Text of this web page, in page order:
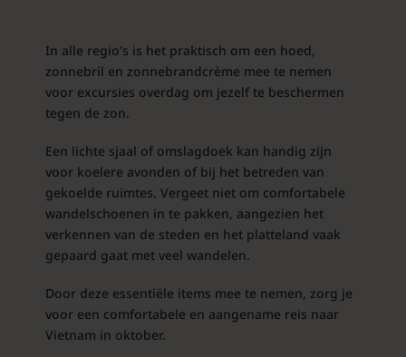
In alle regio’s is het praktisch om een hoed,
zonnebril en zonnebrandcrème mee te nemen
voor excursies overdag om jezelf te beschermen
tegen de zon.
Een lichte sjaal of omslagdoek kan handig zijn
voor koelere avonden of bij het betreden van
gekoelde ruimtes. Vergeet niet om comfortabele
wandelschoenen in te pakken, aangezien het
verkennen van de steden en het platteland vaak
gepaard gaat met veel wandelen.
Door deze essentiële items mee te nemen, zorg je
voor een comfortabele en aangename reis naar
Vietnam in oktober.